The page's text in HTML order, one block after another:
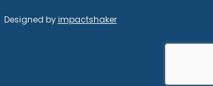
Designed byimpactshaker